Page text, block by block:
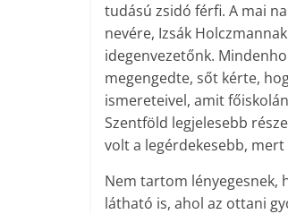
tudású zsidó férfi. A mai
nevére, Izsák
idegenvezetőnk.
megengedte, sőt kérte,
ismereteivel, amit
Szentföld legjelesebb
volt a legérdekesebb,
Nem tartom lényegesnek,
látható is, ahol az ottani